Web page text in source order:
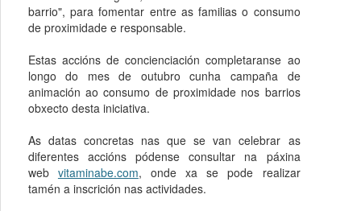
barrio", para fomentar entre as familias o consumo
de proximidade e responsable.
Estas accións de concienciación completaranse ao
longo do mes de outubro cunha campaña de
animación ao consumo de proximidade nos barrios
obxecto desta iniciativa.
As datas concretas nas que se van celebrar as
diferentes accións pódense consultar na páxina
web vitaminabe.com, onde xa se pode realizar
tamén a inscrición nas actividades.